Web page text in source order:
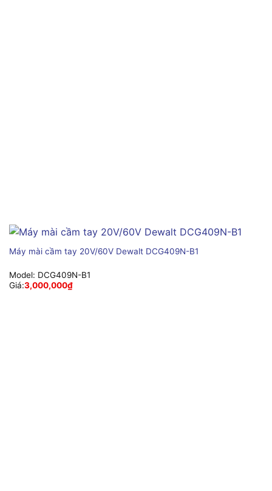
Máy mài cầm tay 20V/60V Dewalt DCG409N-B1
Model: DCG409N-B1
Giá:3,000,000₫